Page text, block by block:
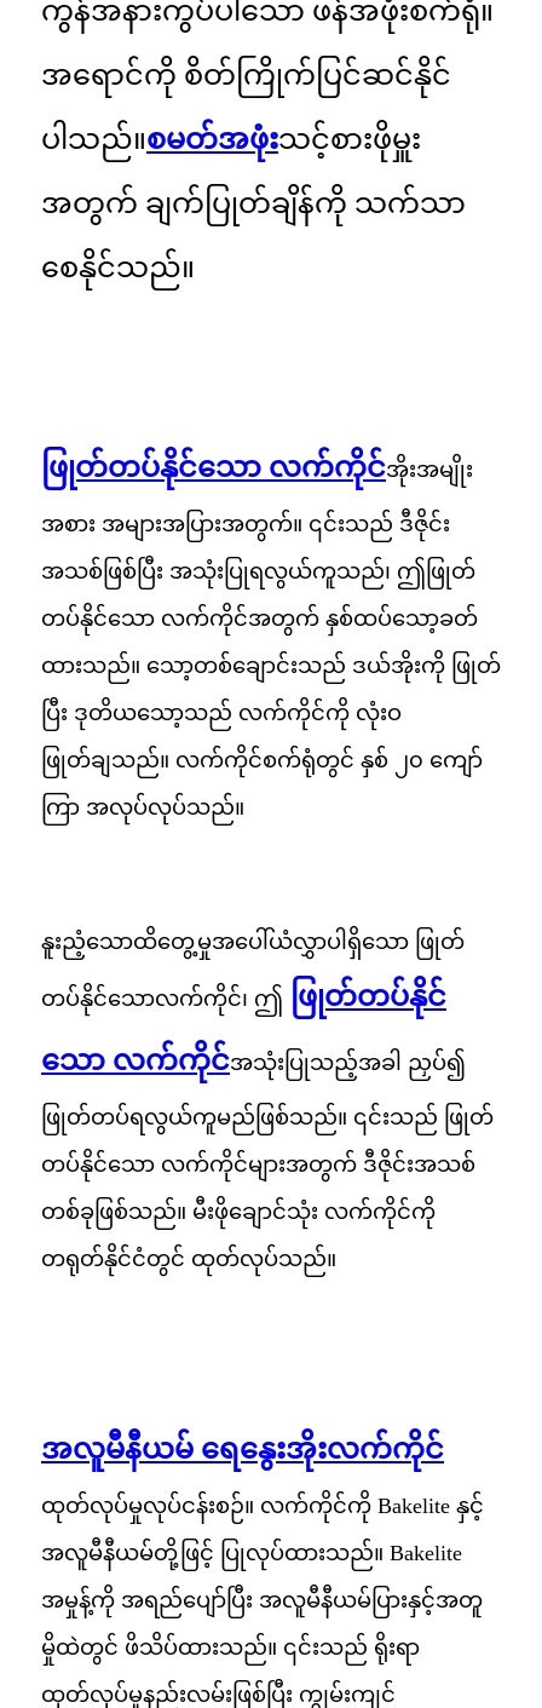
ကွန်အနားကွပ်ပါသော ဖန်အဖုံးစက်ရုံ။
အရောင်ကို စိတ်ကြိုက်ပြင်ဆင်နိုင်
ပါသည်။စမတ်အဖုံးသင့်စားဖိုမှူး
အတွက် ချက်ပြုတ်ချိန်ကို သက်သာ
စေနိုင်သည်။
ဖြုတ်တပ်နိုင်သော လက်ကိုင်အိုးအမျိုး
အစား အများအပြားအတွက်။ ၎င်းသည် ဒီဇိုင်း
အသစ်ဖြစ်ပြီး အသုံးပြုရလွယ်ကူသည်၊ ဤဖြုတ်
တပ်နိုင်သော လက်ကိုင်အတွက် နှစ်ထပ်သော့ခတ်
ထားသည်။ သော့တစ်ချောင်းသည် ဒယ်အိုးကို ဖြုတ်
ပြီး ဒုတိယသော့သည် လက်ကိုင်ကို လုံးဝ
ဖြုတ်ချသည်။ လက်ကိုင်စက်ရုံတွင် နှစ် ၂၀ ကျော်
ကြာ အလုပ်လုပ်သည်။
နူးညံ့သောထိတွေ့မှုအပေါ်ယံလွှာပါရှိသော ဖြုတ်
တပ်နိုင်သောလက်ကိုင်၊ ဤ ဖြုတ်တပ်နိုင်
သော လက်ကိုင်အသုံးပြုသည့်အခါ ညှပ်၍
ဖြုတ်တပ်ရလွယ်ကူမည်ဖြစ်သည်။ ၎င်းသည် ဖြုတ်
တပ်နိုင်သော လက်ကိုင်များအတွက် ဒီဇိုင်းအသစ်
တစ်ခုဖြစ်သည်။ မီးဖိုချောင်သုံး လက်ကိုင်ကို
တရုတ်နိုင်ငံတွင် ထုတ်လုပ်သည်။
အလူမီနီယမ် ရေနွေးအိုးလက်ကိုင်
ထုတ်လုပ်မှုလုပ်ငန်းစဉ်။ လက်ကိုင်ကို Bakelite နှင့်
အလူမီနီယမ်တို့ဖြင့် ပြုလုပ်ထားသည်။ Bakelite
အမှုန့်ကို အရည်ပျော်ပြီး အလူမီနီယမ်ပြားနှင့်အတူ
မှိုထဲတွင် ဖိသိပ်ထားသည်။ ၎င်းသည် ရိုးရာ
ထုတ်လုပ်မှုနည်းလမ်းဖြစ်ပြီး ကျွမ်းကျင်